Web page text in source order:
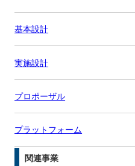
基本設計
実施設計
プロポーザル
プラットフォーム
関連事業